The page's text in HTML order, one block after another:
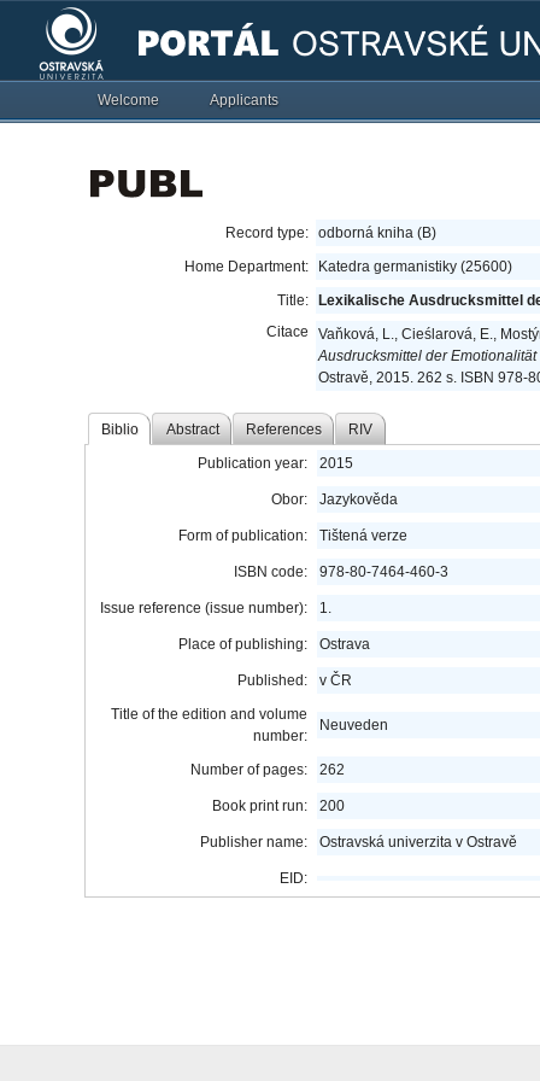
Welcome Applicants
Record type: odborná kniha (B)
Home Department:
Katedra germanistiky (25600)
Title:
Lexikalische Ausdrucksmittel
Citace
Vaňková, L., Cieślarová, E.,
Ausdrucksmittel der
Ostravě, 2015. 262 s. ISBN 978-
Biblio Abstract References RIV
Publication year: 2015
Obor: Jazykověda
Form of publication: Tištená verze
ISBN code: 978-80-7464-460-3
Issue reference (issue number): 1.
Place of publishing: Ostrava
Published:
v ČR
Title of the edition and volume
number:
Neuveden
Number of pages: 262
Book print run: 200
Publisher name: Ostravská univerzita v Ostravě
EID: